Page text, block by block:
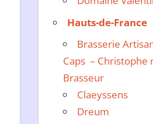
Hauts-de-France
Brasserie
Caps – Christophe
Brasseur
Claeyssens
Dreum